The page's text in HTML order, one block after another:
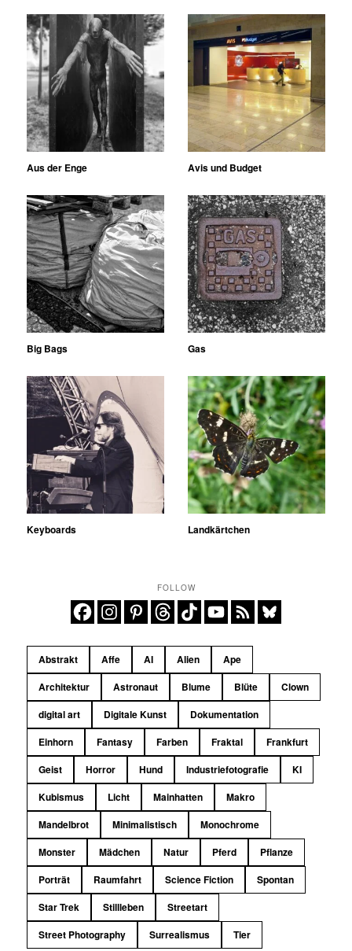
Aus der Enge Avis und Budget
Big Bags Gas
Keyboards Landkärtchen
FOLLOW
Abstrakt Affe AI Alien
Ape
Architektur
Astronaut Blume Blüte
Clown
digital art
Digitale Kunst
Dokumentation
Einhorn
Fantasy Farben Fraktal
Frankfurt
Geist
Horror Hund Industriefotografie
KI
Kubismus
Licht Mainhatten
Makro
Mandelbrot
Minimalistisch
Monochrome
Monster
Mädchen Natur Pferd
Pflanze
Porträt
Raumfahrt Science Fiction
Spontan
Star Trek
Stillleben
Streetart
Street Photography
Surrealismus Tier